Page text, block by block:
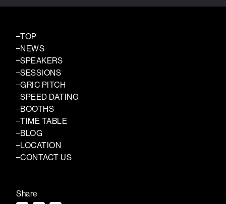
TOP
NEWS
SPEAKERS
SESSIONS
GRIC PITCH
SPEED DATING
BOOTHS
TIME TABLE
BLOG
LOCATION
CONTACT US
Share